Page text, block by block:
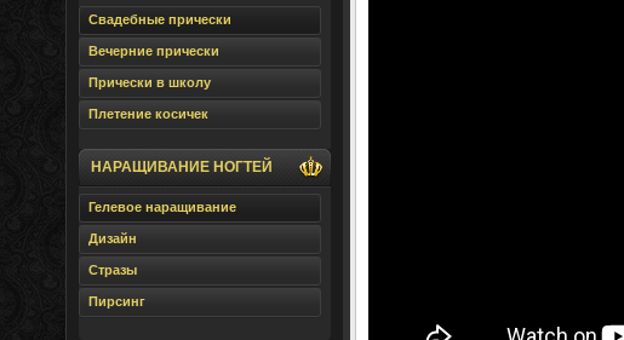
Свадебные прически
Вечерние прически
Прически в школу
Плетение косичек
НАРАЩИВАНИЕ НОГТЕЙ
Гелевое наращивание
Дизайн
Стразы
Пирсинг